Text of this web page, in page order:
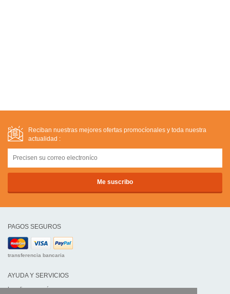
Reciban nuestras mejores ofertas promocíonales y toda nuestra
actualidad :
PAGOS SEGUROS
transferencia bancaria
AYUDA Y SERVICIOS
Localice su envío